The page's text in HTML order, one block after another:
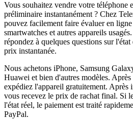
Vous souhaitez vendre votre téléphone
préliminaire instantanément ? Chez
pouvez facilement faire évaluer en
smartwatches et autres appareils
répondez à quelques questions sur
prix instantanée.
Nous achetons iPhone, Samsung
Huawei et bien d'autres modèles.
expédiez l'appareil gratuitement. Après
vous recevez le prix de rachat final. Si
l'état réel, le paiement est traité
PayPal.